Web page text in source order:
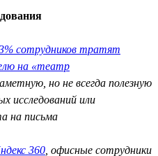
сотрудников тратят
на «театр
но не всегда полезную
исследований или
на письма
360 , офисные сотрудники